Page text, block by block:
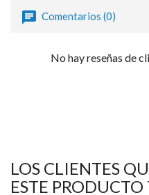
Comentarios (0)
No hay reseñas de
LOS CLIENTES
ESTE